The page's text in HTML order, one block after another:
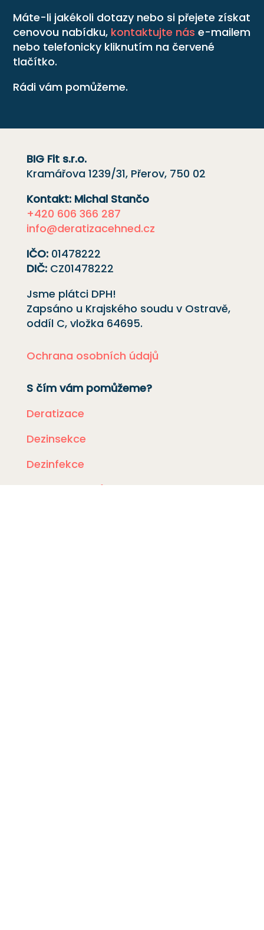
Máte-li jakékoli dotazy nebo si přejete získat
cenovou nabídku, kontaktujte nás e-mailem
nebo telefonicky kliknutím na červené
tlačítko.
Rádi vám pomůžeme.
BIG Fit s.r.o.
Kramářova 1239/31, Přerov, 750 02
Kontakt: Michal Stančo
+420 606 366 287
info@deratizacehned.cz
IČO: 01478222
DIČ: CZ01478222
Jsme plátci DPH!
Zapsáno u Krajského soudu v Ostravě,
oddíl C, vložka 64695.
Ochrana osobních údajů
S čím vám pomůžeme?
Deratizace
Dezinsekce
Dezinfekce
Odchyt holubů